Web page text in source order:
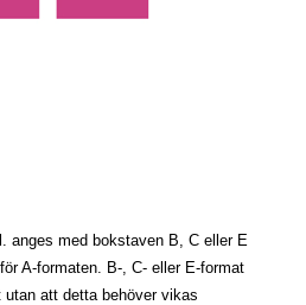
anges med bokstaven B, C eller E
A-formaten. B-, C- eller E-format
att detta behöver vikas